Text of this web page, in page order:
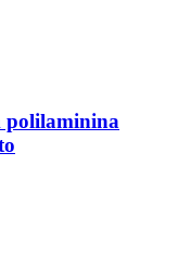
polilaminina